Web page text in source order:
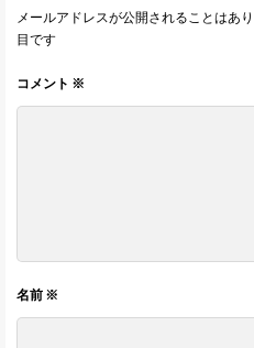
メールアドレスが公開されることはあり
目です
コメント ※
名前 ※